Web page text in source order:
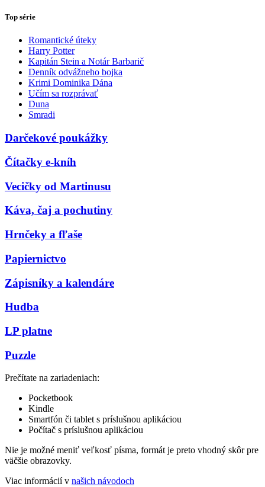
Top série
Romantické úteky
Harry Potter
Kapitán Stein a Notár Barbarič
Denník odvážneho bojka
Krimi Dominika Dána
Učím sa rozprávať
Duna
Smradi
Darčekové poukážky
Čítačky e-kníh
Vecičky od Martinusu
Káva, čaj a pochutiny
Hrnčeky a fľaše
Papiernictvo
Zápisníky a kalendáre
Hudba
LP platne
Puzzle
Prečítate na zariadeniach:
Pocketbook
Kindle
Smartfón či tablet s príslušnou aplikáciou
Počítač s príslušnou aplikáciou
Nie je možné meniť veľkosť písma, formát je preto vhodný skôr pre
väčšie obrazovky.
Viac informácií v našich návodoch